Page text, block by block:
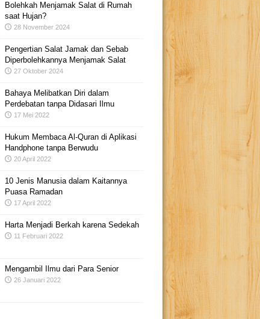
Bolehkah Menjamak Salat di Rumah
saat Hujan?
28 November 2024
Pengertian Salat Jamak dan Sebab
Diperbolehkannya Menjamak Salat
27 Oktober 2024
Bahaya Melibatkan Diri dalam
Perdebatan tanpa Didasari Ilmu
17 Mei 2022
Hukum Membaca Al-Quran di Aplikasi
Handphone tanpa Berwudu
20 April 2022
10 Jenis Manusia dalam Kaitannya
Puasa Ramadan
17 April 2022
Harta Menjadi Berkah karena Sedekah
11 Februari 2022
Mengambil Ilmu dari Para Senior
26 Januari 2022